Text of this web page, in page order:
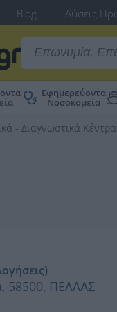
Blog Λύσεις
Εφημερεύοντα
Νοσοκομεία
- Διαγνωστικά
58500, ΠΕΛΛΑΣ